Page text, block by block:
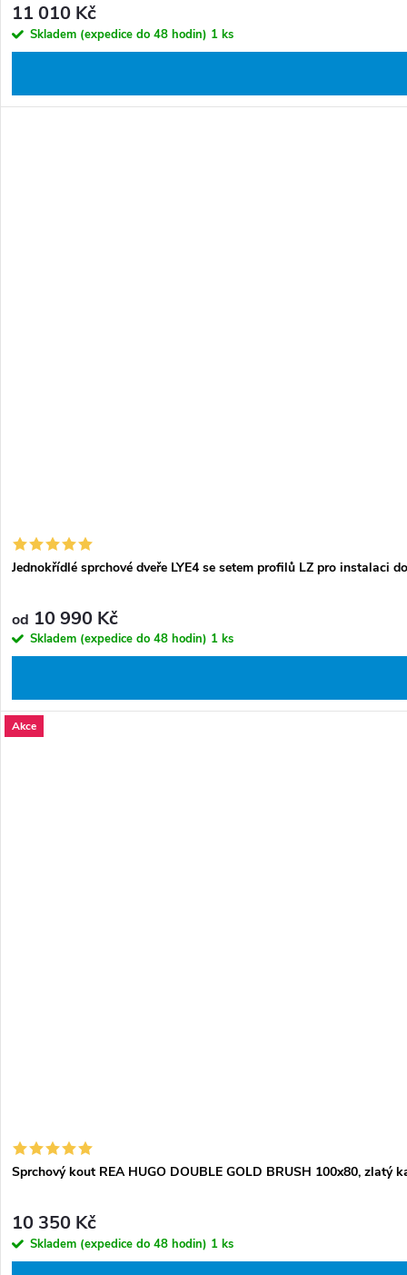
11 010 Kč
Skladem (expedice do 48 hodin) 1 ks
Jednokřídlé sprchové dveře LYE4 se setem profilů LZ pro instalaci
od 10 990 Kč
Skladem (expedice do 48 hodin) 1 ks
Akce
Sprchový kout REA HUGO DOUBLE GOLD BRUSH 100x80, zlatý
10 350 Kč
Skladem (expedice do 48 hodin) 1 ks